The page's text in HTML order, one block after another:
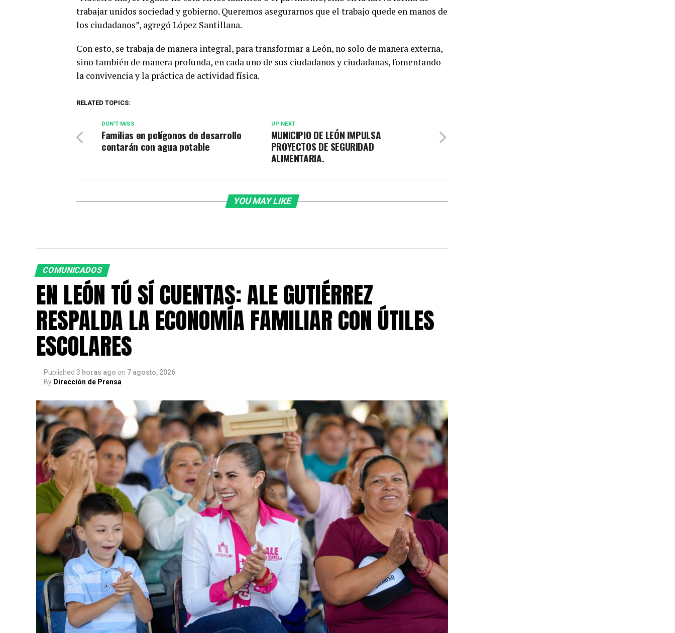
trabajar unidos sociedad y gobierno. Queremos asegurarnos que el trabajo quede en manos de
los ciudadanos”, agregó López Santillana.
Con esto, se trabaja de manera integral, para transformar a León, no solo de manera externa,
sino también de manera profunda, en cada uno de sus ciudadanos y ciudadanas, fomentando
la convivencia y la práctica de actividad física.
RELATED TOPICS:
UP NEXT
MUNICIPIO DE LEÓN IMPULSA
PROYECTOS DE SEGURIDAD
ALIMENTARIA.
DON'T MISS
Familias en polígonos de desarrollo
contarán con agua potable
YOU MAY LIKE
COMUNICADOS
EN LEÓN TÚ SÍ CUENTAS: ALE GUTIÉRREZ
RESPALDA LA ECONOMÍA FAMILIAR CON ÚTILES
ESCOLARES
Published 3 horas ago on 7 agosto, 2026
By Dirección de Prensa